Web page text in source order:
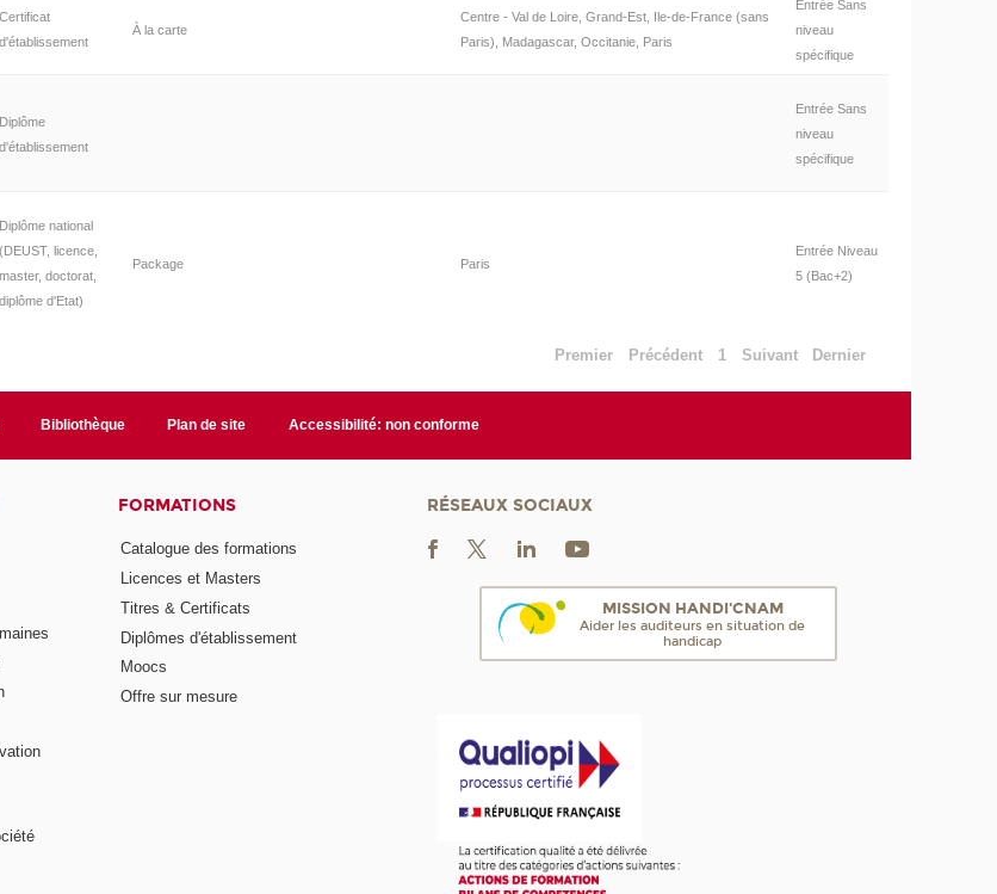
Certificat
d'établissement
À la carte
Centre - Val de Loire, Grand-Est, Ile-de-France (sans
Paris), Madagascar, Occitanie, Paris
Entrée Sans
niveau
spécifique
Diplôme
d'établissement
Entrée Sans
niveau
spécifique
Diplôme national
(DEUST, licence,
master, doctorat,
diplôme d'Etat)
Package Paris
Entrée Niveau
5 (Bac+2)
Premier Précédent 1 Suivant Dernier
Bibliothèque Plan de site Accessibilité: non conforme
FORMATIONS
Catalogue des formations
Licences et Masters
Titres & Certificats
Diplômes d'établissement
Moocs
Offre sur mesure
RÉSEAUX SOCIAUX
MISSION HANDI'CNAM
Aider les auditeurs en situation de
handicap